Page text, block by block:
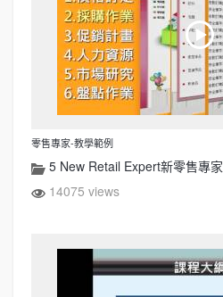
零售專家-教學範例
5 New Retail Expert新零售專家
14075 views